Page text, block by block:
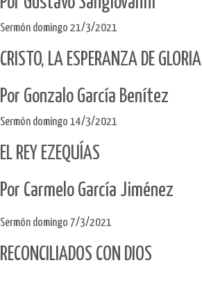
Sermón domingo 21/3/2021
CRISTO, LA ESPERANZA DE GLORIA
Por Gonzalo García Benítez​
Sermón domingo 14/3/2021
EL REY EZEQUÍAS
Por Carmelo García Jiménez
Sermón domingo 7/3/2021
RECONCILIADOS CON DIOS